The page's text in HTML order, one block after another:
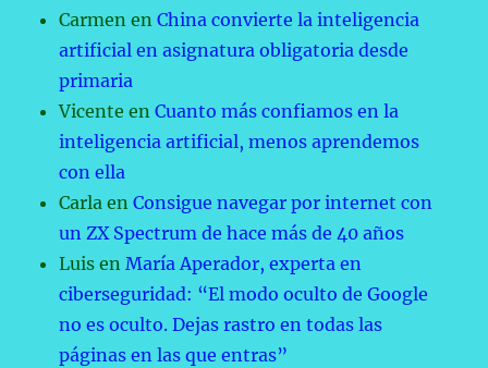
Carmen enChina convierte la inteligencia
artificial en asignatura obligatoria desde
primaria
Vicente enCuanto más confiamos en la
inteligencia artificial, menos aprendemos
con ella
Carla enConsigue navegar por internet con
un ZX Spectrum de hace más de 40 años
Luis enMaría Aperador, experta en
ciberseguridad: “El modo oculto de Google
no es oculto. Dejas rastro en todas las
páginas en las que entras”